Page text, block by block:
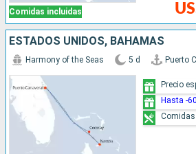
Comidas incluidas
ESTADOS UNIDOS, BAHAMAS
Harmony of the Seas 5 d Puerto
Precio
Hasta -